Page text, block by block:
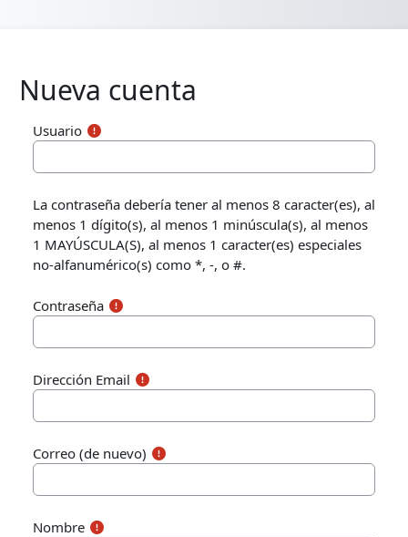
Nueva cuenta
Usuario
La contraseña debería tener al menos 8 caracter(es), al
menos 1 dígito(s), al menos 1 minúscula(s), al menos
1 MAYÚSCULA(S), al menos 1 caracter(es) especiales
no-alfanumérico(s) como *, -, o #.
Contraseña
Dirección Email
Correo (de nuevo)
Nombre